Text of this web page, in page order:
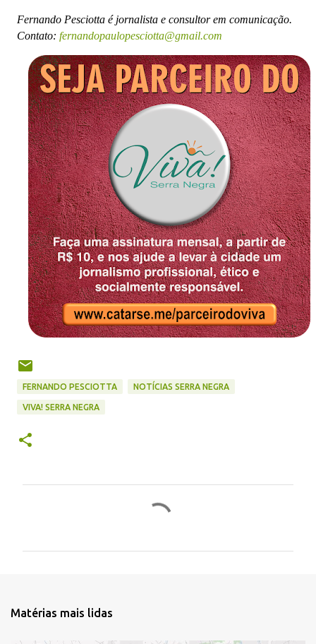
Fernando Pesciotta é jornalista e consultor em comunicação.
Contato: fernandopaulopesciotta@gmail.com
FERNANDO PESCIOTTA NOTÍCIAS SERRA NEGRA
VIVA! SERRA NEGRA
t
Matérias mais lidas